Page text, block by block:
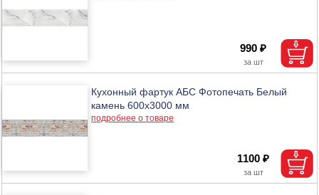
990 ₽
Кухонный фартук АБС Фотопечать Белый
камень 600х3000 мм
подробнее о товаре
1100 ₽